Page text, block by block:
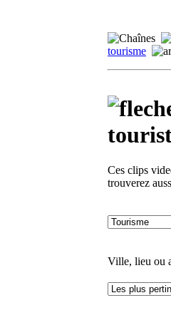
tourisme
Ces clips
trouverez
Ville, lieu ou